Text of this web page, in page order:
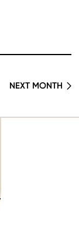
NEXT MONTH